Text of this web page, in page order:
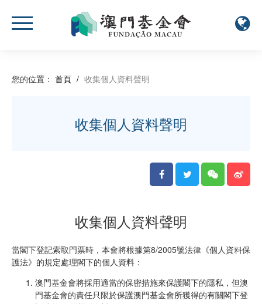
您的位置： 首頁 / 收集個人資料聲明
收集個人資料聲明
收集個人資料聲明
當閣下登記索取門票時，本會將根據第8/2005號法律《個人資料保
護法》的規定處理閣下的個人資料：
澳門基金會將採用適當的保密措施來保護閣下的隱私，但澳
門基金會的責任只限於保護澳門基金會所獲得的有關閣下登